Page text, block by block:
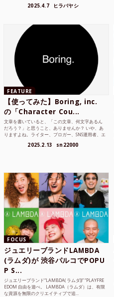
2025.4.7 ヒラバヤシ
FEATURE
【使ってみた】Boring, inc.
の「Character Cou...
文章を書いていると、「この文章、何文字あるん
だろう？」と思うこと、ありませんか？ いや、あ
りますよね。ライター、ブロガー、SNS運用者、エ
2025.2.13 sn22000
FOCUS
ジュエリーブランドLAMBDA
(ラムダ)が 渋谷パルコでPOPU
P S...
ジュエリーブランド“LAMBDA( ラムダ))” “PLAYFRE
EDOM 自由を遊べ。 LAMBDA（ラムダ）は、有限
な資源を無限のクリエイティブで追...